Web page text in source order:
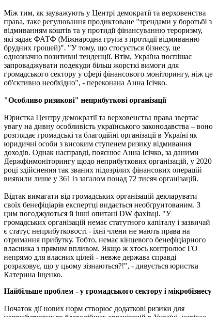
Між тим, як зауважують у Центрі демократії та верховенства
права, таке регулювання продиктоване "трендами у боротьбі з
відмиванням коштів та у протидії фінансуванню тероризму,
які задає ФАТФ (Міжнародна група з протидії відмиванню
брудних грошей)". "У тому, що стосується бізнесу, це
однозначно позитивні тенденції. Втім, Україна поспішає
запроваджувати подекуди більш жорсткі вимоги для
громадського сектору у сфері фінансового моніторингу, ніж це
об'єктивно необхідно", - переконана Анна Ісічко.
"Особливо ризикові" неприбуткові організації
Юристка Центру демократії та верховенства права звертає
увагу на дивну особливість українського законодавства – воно
розглядає громадські та благодійні організації в Україні як
юридичні особи з високим ступенем ризику відмивання
доходів. Однак насправді, пояснює Анна Ісічко, за даними
Держфінмоніторингу щодо неприбуткових організацій, у 2020
році здійснення так званих підозрілих фінансових операцій
виявили лише у 361 із загалом понад 72 тисяч організацій.
Відтак вимагати від громадських організацій декларувати
своїх бенефіціарів експертці видається необґрунтованим. З
цим погоджуються й інші опитані DW фахівці. "У
громадських організацій немає статутного капіталу і зазвичай
є статус неприбутковості - їхні члени не мають права на
отримання прибутку. Тобто, немає кінцевого бенефіціарного
власника з прямим впливом. Якщо ж хтось контролює ГО
непрямо для власних цілей - невже держава справді
розраховує, що у цьому зізнаються?!", - дивується юристка
Катерина Іщенко.
Найбільше проблем - у громадського сектору і мікробізнесу
Початок дії нових норм створює додаткові ризики для